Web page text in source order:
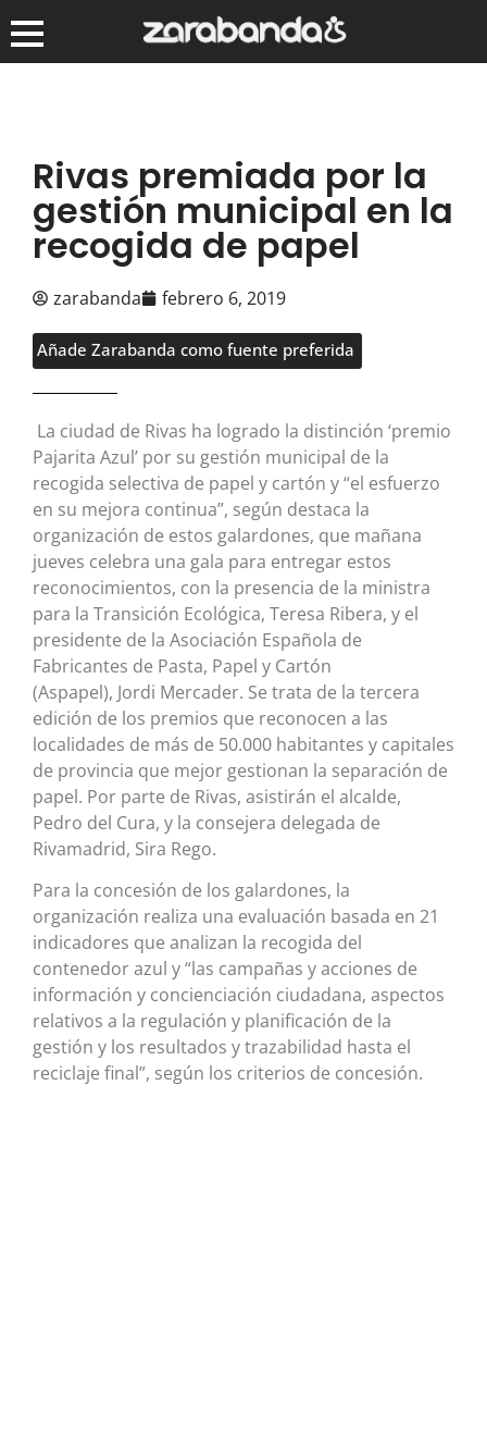
Rivas premiada por la
gestión municipal en la
recogida de papel
zarabanda febrero 6, 2019
Añade Zarabanda como fuente preferida
La ciudad de Rivas ha logrado la distinción ‘premio
Pajarita Azul’ por su gestión municipal de la
recogida selectiva de papel y cartón y “el esfuerzo
en su mejora continua”, según destaca la
organización de estos galardones, que mañana
jueves celebra una gala para entregar estos
reconocimientos, con la presencia de la ministra
para la Transición Ecológica, Teresa Ribera, y el
presidente de la Asociación Española de
Fabricantes de Pasta, Papel y Cartón
(Aspapel), Jordi Mercader. Se trata de la tercera
edición de los premios que reconocen a las
localidades de más de 50.000 habitantes y capitales
de provincia que mejor gestionan la separación de
papel. Por parte de Rivas, asistirán el alcalde,
Pedro del Cura, y la consejera delegada de
Rivamadrid, Sira Rego.
Para la concesión de los galardones, la
organización realiza una evaluación basada en 21
indicadores que analizan la recogida del
contenedor azul y “las campañas y acciones de
información y concienciación ciudadana, aspectos
relativos a la regulación y planificación de la
gestión y los resultados y trazabilidad hasta el
reciclaje final”, según los criterios de concesión.